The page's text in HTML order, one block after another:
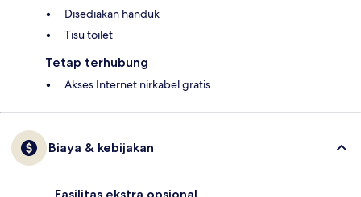
Disediakan handuk
Tisu toilet
Tetap terhubung
Akses Internet nirkabel gratis
Biaya & kebijakan